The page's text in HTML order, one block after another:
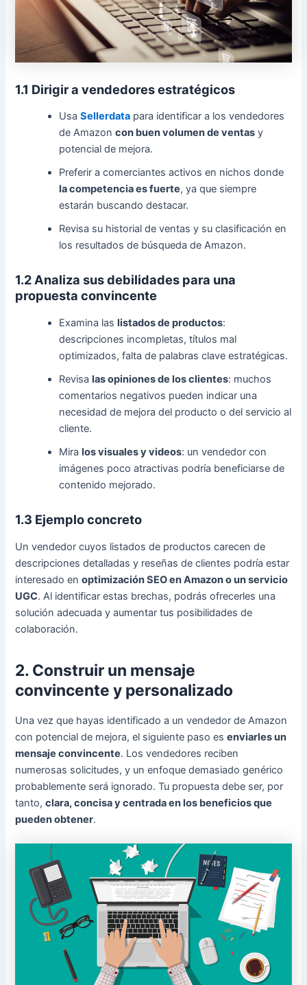
1.1 Dirigir a vendedores estratégicos
UsaSellerdata para identificar a los vendedores
de Amazoncon buen volumen de ventas y
potencial de mejora.
Preferir a comerciantes activos en nichos donde
la competencia es fuerte, ya que siempre
estarán buscando destacar.
Revisa su historial de ventas y su clasificación en
los resultados de búsqueda de Amazon.
1.2 Analiza sus debilidades para una
propuesta convincente
Examina laslistados de productos:
descripciones incompletas, títulos mal
optimizados, falta de palabras clave estratégicas.
Revisalas opiniones de los clientes: muchos
comentarios negativos pueden indicar una
necesidad de mejora del producto o del servicio al
cliente.
Miralos visuales y videos: un vendedor con
imágenes poco atractivas podría beneficiarse de
contenido mejorado.
1.3 Ejemplo concreto
Un vendedor cuyos listados de productos carecen de
descripciones detalladas y reseñas de clientes podría estar
interesado enoptimización SEO en Amazon o un servicio
UGC. Al identificar estas brechas, podrás ofrecerles una
solución adecuada y aumentar tus posibilidades de
colaboración.
2. Construir un mensaje
convincente y personalizado
Una vez que hayas identificado a un vendedor de Amazon
con potencial de mejora, el siguiente paso esenviarles un
mensaje convincente. Los vendedores reciben
numerosas solicitudes, y un enfoque demasiado genérico
probablemente será ignorado. Tu propuesta debe ser, por
tanto,clara, concisa y centrada en los beneficios que
pueden obtener.